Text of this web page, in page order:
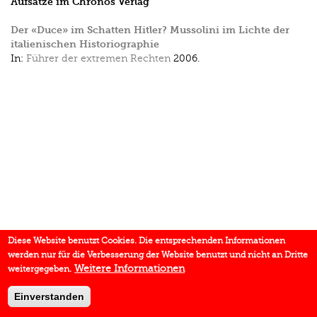
Der «Duce» im Schatten Hitler? Mussolini im Lichte der
italienischen Historiographie
In: Führer der extremen Rechten 2006.
Diese Website benutzt Cookies. Die entsprechenden Informationen
werden nur für die Verbesserung der Website benutzt und nicht an Dritte
weitergegeben. Weitere Informationen
Einverstanden